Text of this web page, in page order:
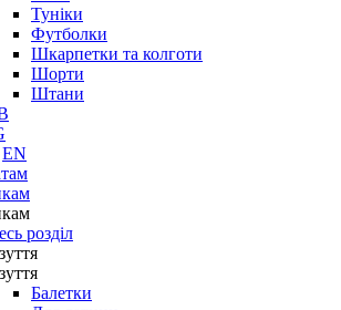
Туніки
Футболки
Шкарпетки та колготи
Шорти
Штани
EN
розділ
Балетки